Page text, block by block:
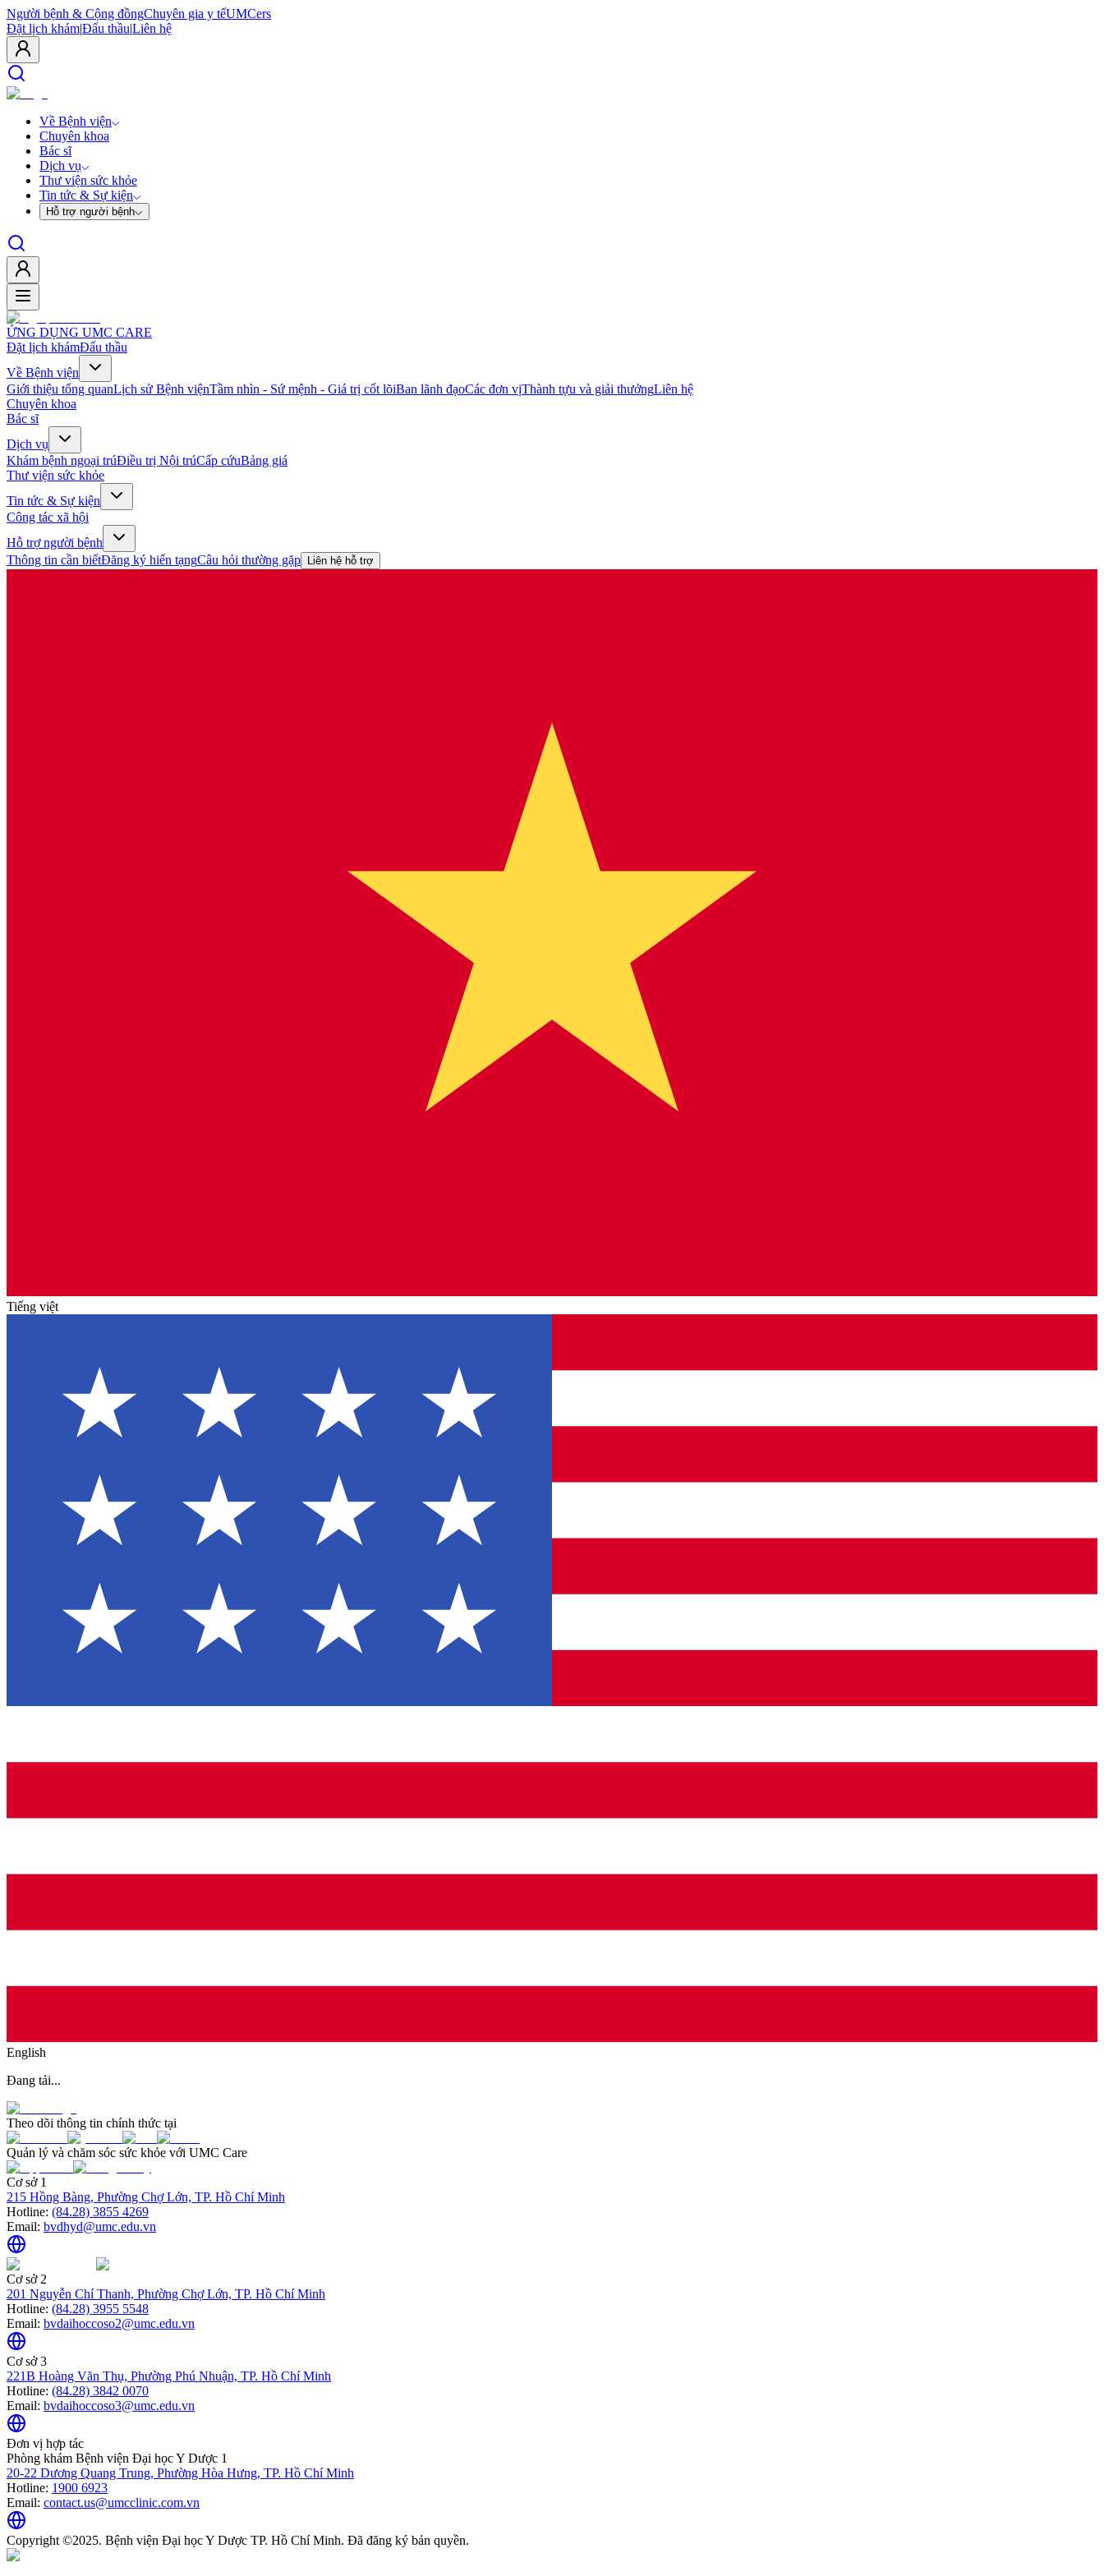
Người bệnh & Cộng đồngChuyên gia y tếUMCers
Đặt lịch khám|Đấu thầu|Liên hệ
Về Bệnh viện
Chuyên khoa
Bác sĩ
Dịch vụ
Thư viện sức khỏe
Tin tức & Sự kiện
Hỗ trợ người bệnh
ỨNG DỤNG UMC CARE
Đặt lịch khámĐấu thầu
Về Bệnh viện
Giới thiệu tổng quanLịch sử Bệnh việnTầm nhìn - Sứ mệnh - Giá trị cốt lõiBan lãnh đạoCác đơn vịThành tựu và giải thưởngLiên hệ
Chuyên khoa
Bác sĩ
Dịch vụ
Khám bệnh ngoại trúĐiều trị Nội trúCấp cứuBảng giá
Thư viện sức khỏe
Tin tức & Sự kiện
Công tác xã hội
Hỗ trợ người bệnh
Thông tin cần biếtĐăng ký hiến tạngCâu hỏi thường gặp Liên hệ hỗ trợ
Tiếng việt
English
Đang tải...
Theo dõi thông tin chính thức tại
Quản lý và chăm sóc sức khỏe với UMC Care
Cơ sở 1
215 Hồng Bàng, Phường Chợ Lớn, TP. Hồ Chí Minh
Hotline: (84.28) 3855 4269
Email: bvdhyd@umc.edu.vn
Cơ sở 2
201 Nguyễn Chí Thanh, Phường Chợ Lớn, TP. Hồ Chí Minh
Hotline: (84.28) 3955 5548
Email: bvdaihoccoso2@umc.edu.vn
Cơ sở 3
221B Hoàng Văn Thụ, Phường Phú Nhuận, TP. Hồ Chí Minh
Hotline: (84.28) 3842 0070
Email: bvdaihoccoso3@umc.edu.vn
Đơn vị hợp tác
Phòng khám Bệnh viện Đại học Y Dược 1
20-22 Dương Quang Trung, Phường Hòa Hưng, TP. Hồ Chí Minh
Hotline: 1900 6923
Email: contact.us@umcclinic.com.vn
Copyright ©2025. Bệnh viện Đại học Y Dược TP. Hồ Chí Minh. Đã đăng ký bản quyền.